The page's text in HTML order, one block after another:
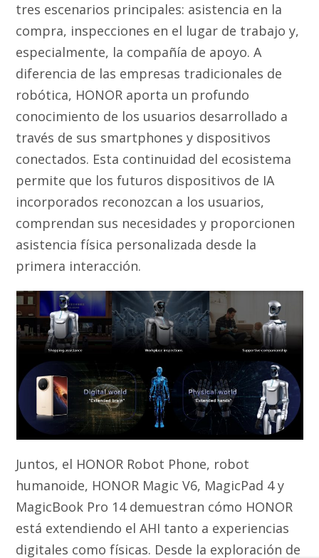
tres escenarios principales: asistencia en la
compra, inspecciones en el lugar de trabajo y,
especialmente, la compañía de apoyo. A
diferencia de las empresas tradicionales de
robótica, HONOR aporta un profundo
conocimiento de los usuarios desarrollado a
través de sus smartphones y dispositivos
conectados. Esta continuidad del ecosistema
permite que los futuros dispositivos de IA
incorporados reconozcan a los usuarios,
comprendan sus necesidades y proporcionen
asistencia física personalizada desde la
primera interacción.
Juntos, el HONOR Robot Phone, robot
humanoide, HONOR Magic V6, MagicPad 4 y
MagicBook Pro 14 demuestran cómo HONOR
está extendiendo el AHI tanto a experiencias
digitales como físicas. Desde la exploración de